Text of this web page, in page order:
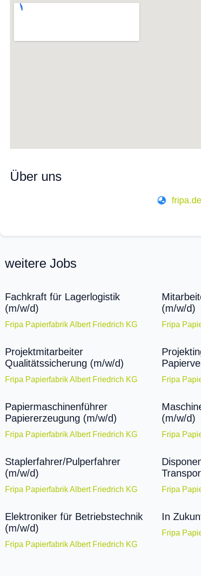
Über uns
fripa.de
weitere Jobs
Fachkraft für Lagerlogistik
(m/w/d)
Fripa Papierfabrik Albert Friedrich KG
(m/w/d)
Fripa
Projektmitarbeiter
Qualitätssicherung (m/w/d)
Fripa Papierfabrik Albert Friedrich KG Fripa
Papiermaschinenführer
Papiererzeugung (m/w/d)
Fripa Papierfabrik Albert Friedrich KG
(m/w/d)
Fripa
Staplerfahrer/Pulperfahrer
(m/w/d)
Fripa Papierfabrik Albert Friedrich KG Fripa
Elektroniker für Betriebstechnik
(m/w/d)
Fripa Papierfabrik Albert Friedrich KG
In
Fripa